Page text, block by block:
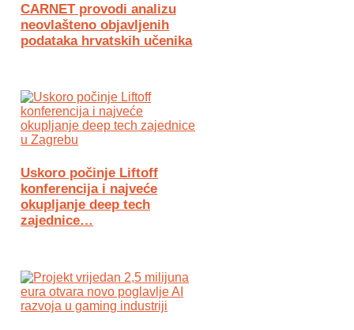
CARNET provodi analizu
neovlašteno objavljenih
podataka hrvatskih učenika
Uskoro počinje Liftoff
konferencija i najveće
okupljanje deep tech
zajednice…